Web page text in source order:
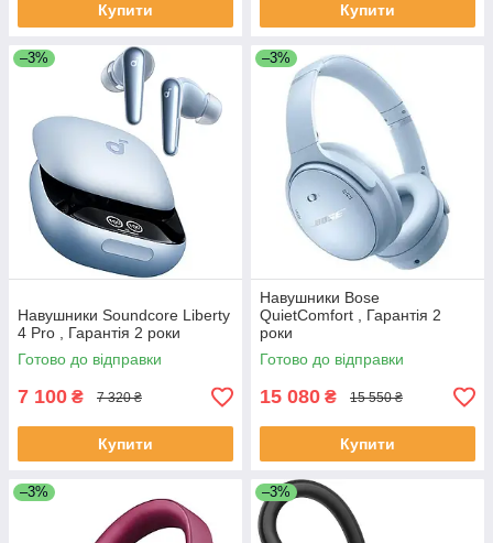
Купити Купити
–3%
Навушники Soundcore Liberty
4 Pro , Гарантія 2 роки
Готово до відправки
7 100 ₴ 7 320 ₴
Купити
–3%
Навушники Bose
QuietComfort , Гарантія 2
роки
Готово до відправки
15 080 ₴ 15 550 ₴
Купити
–3% –3%